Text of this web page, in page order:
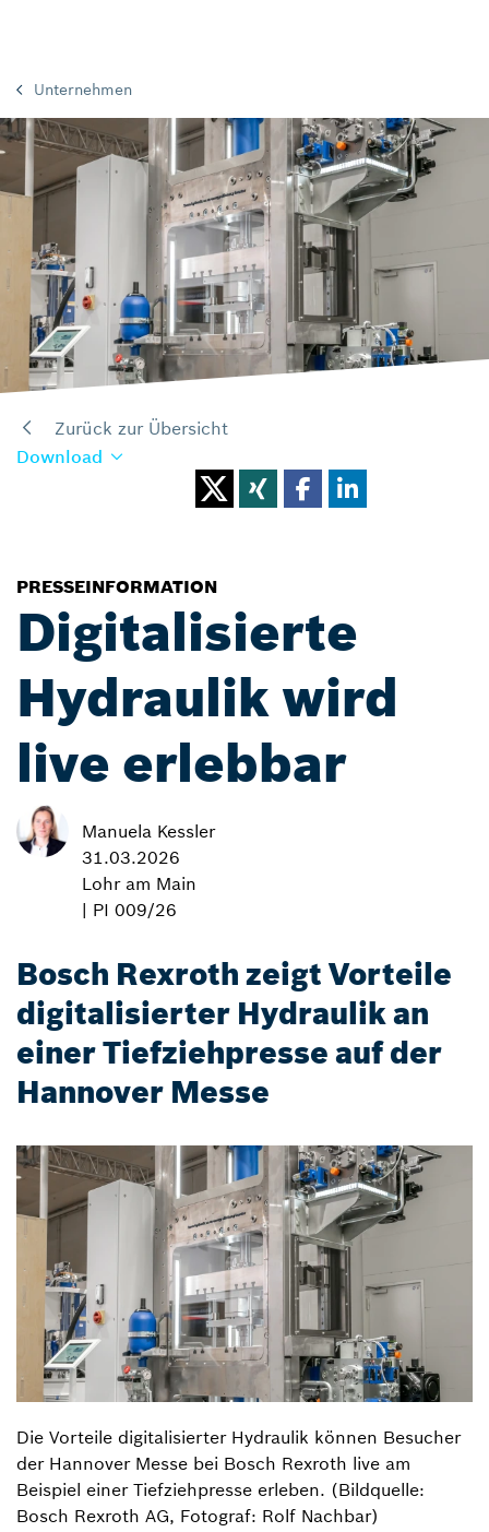
Unternehmen
Zurück zur Übersicht
Download
PRESSEINFORMATION
Digitalisierte
Hydraulik wird
live erlebbar
Manuela Kessler
31.03.2026
Lohr am Main
| PI 009/26
Bosch Rexroth zeigt Vorteile
digitalisierter Hydraulik an
einer Tiefziehpresse auf der
Hannover Messe
Die Vorteile digitalisierter Hydraulik können Besucher
der Hannover Messe bei Bosch Rexroth live am
Beispiel einer Tiefziehpresse erleben. (Bildquelle:
Bosch Rexroth AG, Fotograf: Rolf Nachbar)